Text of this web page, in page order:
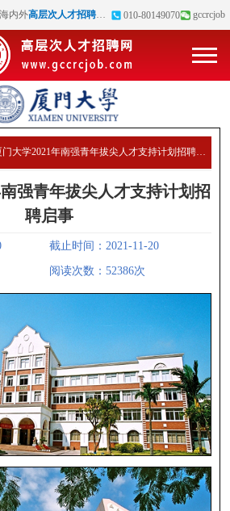
内外高层次人才招聘、 博士招聘、高校教师招聘等
010-80149070 gccrcjob
门大学2021年南强青年拔尖人才支持计划招聘启事
强青年拔尖人才支持计划招
聘启事
截止时间：2021-11-20
阅读次数：52386次